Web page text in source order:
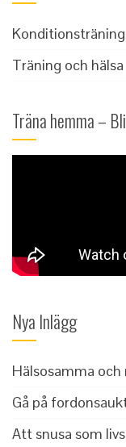
Konditionsträning
Träning och hälsa
Träna hemma –
Nya Inlägg
Hälsosamma
Gå på
Att snusa som